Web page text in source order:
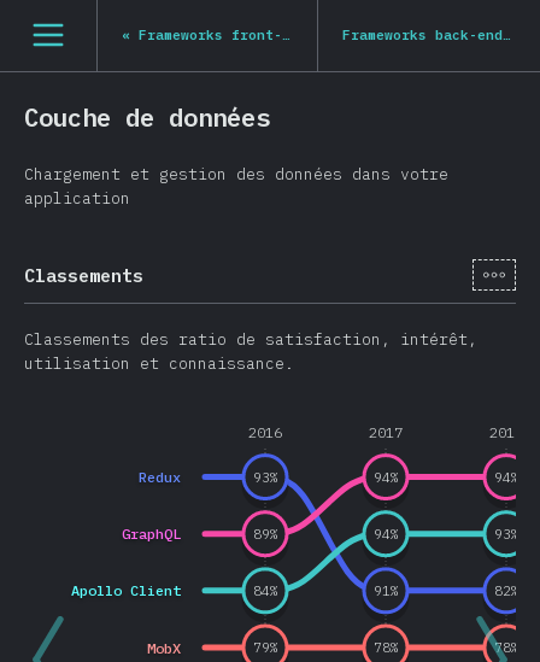
[fr-FR] general.open_nav
« Frameworks front-end Frameworks back-end
»
Couche de données
Chargement et gestion des données dans votre
application
Classements [fr-
Classements des ratio de satisfaction, intérêt,
utilisation et connaissance.
2016 2017 2018
Redux
Apollo Client
GraphQL
MobX
93%
91% 82%
84%
94% 93%
89%
94% 94%
79% 78% 78%